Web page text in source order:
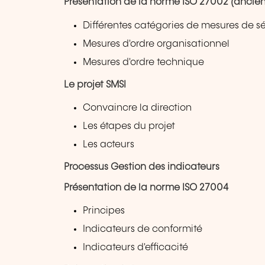
Présentation de la norme ISO 27002
Différentes catégories de mesures de
Mesures d'ordre organisationnel
Mesures d'ordre technique
Le projet SMSI
Convaincre la direction
Les étapes du projet
Les acteurs
Processus Gestion des indicateurs
Présentation de la norme ISO 27004
Principes
Indicateurs de conformité
Indicateurs d'efficacité